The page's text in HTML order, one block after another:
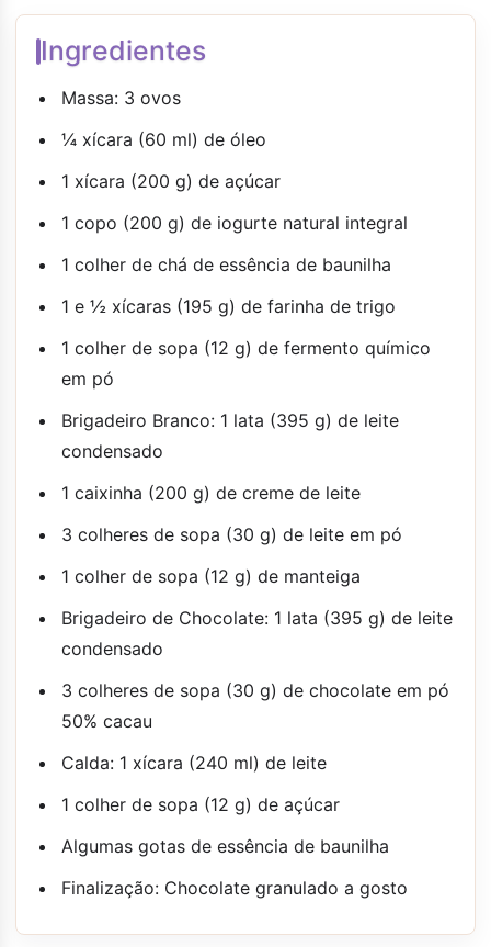
Ingredientes
Massa: 3 ovos
¼ xícara (60 ml) de óleo
1 xícara (200 g) de açúcar
1 copo (200 g) de iogurte natural integral
1 colher de chá de essência de baunilha
1 e ½ xícaras (195 g) de farinha de trigo
1 colher de sopa (12 g) de fermento químico
em pó
Brigadeiro Branco: 1 lata (395 g) de leite
condensado
1 caixinha (200 g) de creme de leite
3 colheres de sopa (30 g) de leite em pó
1 colher de sopa (12 g) de manteiga
Brigadeiro de Chocolate: 1 lata (395 g) de leite
condensado
3 colheres de sopa (30 g) de chocolate em pó
50% cacau
Calda: 1 xícara (240 ml) de leite
1 colher de sopa (12 g) de açúcar
Algumas gotas de essência de baunilha
Finalização: Chocolate granulado a gosto